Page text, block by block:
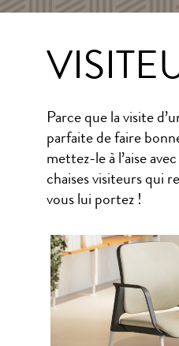
Parce que la visite
parfaite de faire
mettez-le à l’aise
chaises visiteurs qui
vous lui portez !